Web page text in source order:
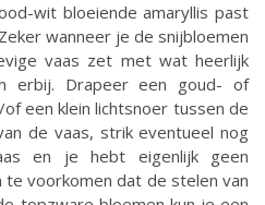
wit bloeiende amaryllis past
wanneer je de snijbloemen
vaas zet met wat heerlijk
erbij. Drapeer een goud- of
een klein lichtsnoer tussen de
de vaas, strik eventueel nog
en je hebt eigenlijk geen
voorkomen dat de stelen van